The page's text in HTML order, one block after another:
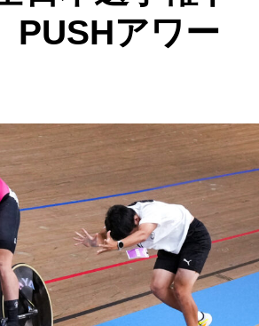
PUSHアワー